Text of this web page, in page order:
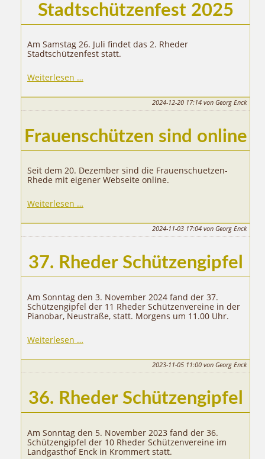
Stadtschützenfest 2025
Am Samstag 26. Juli findet das 2. Rheder
Stadtschützenfest statt.
Weiterlesen …
2024-12-20 17:14 von Georg Enck
Frauenschützen sind online
Seit dem 20. Dezember sind die Frauenschuetzen-
Rhede mit eigener Webseite online.
Weiterlesen …
2024-11-03 17:04 von Georg Enck
37. Rheder Schützengipfel
Am Sonntag den 3. November 2024 fand der 37.
Schützengipfel der 11 Rheder Schützenvereine in der
Pianobar, Neustraße, statt. Morgens um 11.00 Uhr.
Weiterlesen …
Schützengipfel
2023-11-05 11:00 von Georg Enck
36. Rheder Schützengipfel
Am Sonntag den 5. November 2023 fand der 36.
Schützengipfel der 10 Rheder Schützenvereine im
Landgasthof Enck in Krommert statt.